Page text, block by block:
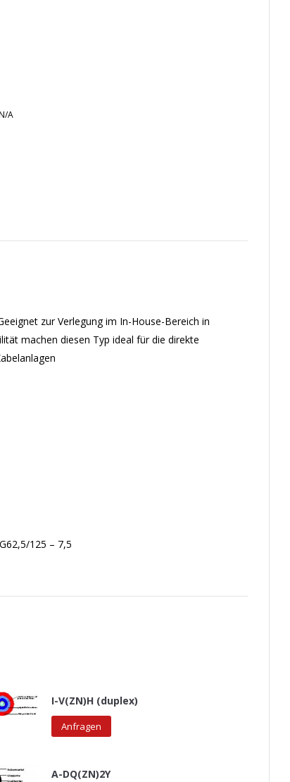
A
zur Verlegung im In-House-Bereich in
machen diesen Typ ideal für die direkte
125 – 7,5
I-V(ZN)H (duplex)
Anfragen
A-DQ(ZN)2Y